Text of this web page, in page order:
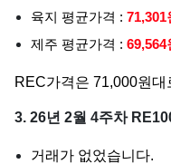
육지 평균가격 : 71,301
제주 평균가격 : 69,564
REC가격은 71,000원
3. 26년 2월 4주차
거래가 없었습니다.